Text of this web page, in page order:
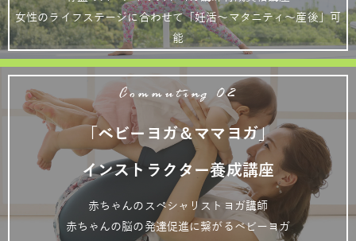
女性のライフステージに合わせて「妊活～マタニティ～産後」可
能
Commuting 02
「ベビーヨガ＆ママヨガ」
インストラクター養成講座
赤ちゃんのスペシャリストヨガ講師
赤ちゃんの脳の発達促進に繋がるベビーヨガ